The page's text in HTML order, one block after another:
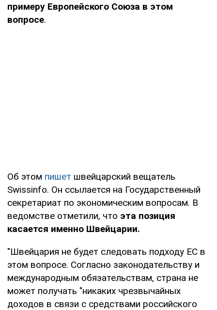
примеру Европейского Союза в этом
вопросе.
Об этом пишет швейцарский вещатель
Swissinfo. Он ссылается на Государственный
секретариат по экономическим вопросам. В
ведомстве отметили, что эта позиция
касается именно Швейцарии.
"Швейцария не будет следовать подходу ЕС в
этом вопросе. Согласно законодательству и
международным обязательствам, страна не
может получать "никаких чрезвычайных
доходов в связи с средствами российского